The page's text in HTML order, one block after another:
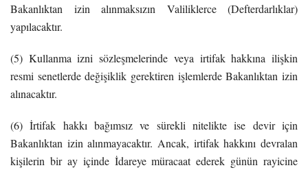
Bakanlıktan izin alınmaksızın Valiliklerce (Defterdarlıklar)
yapılacaktır.
(5) Kullanma izni sözleşmelerinde veya irtifak hakkına ilişkin
resmi senetlerde değişiklik gerektiren işlemlerde Bakanlıktan izin
alınacaktır.
(6) İrtifak hakkı bağımsız ve sürekli nitelikte ise devir için
Bakanlıktan izin alınmayacaktır. Ancak, irtifak hakkını devralan
kişilerin bir ay içinde İdareye müracaat ederek günün rayicine